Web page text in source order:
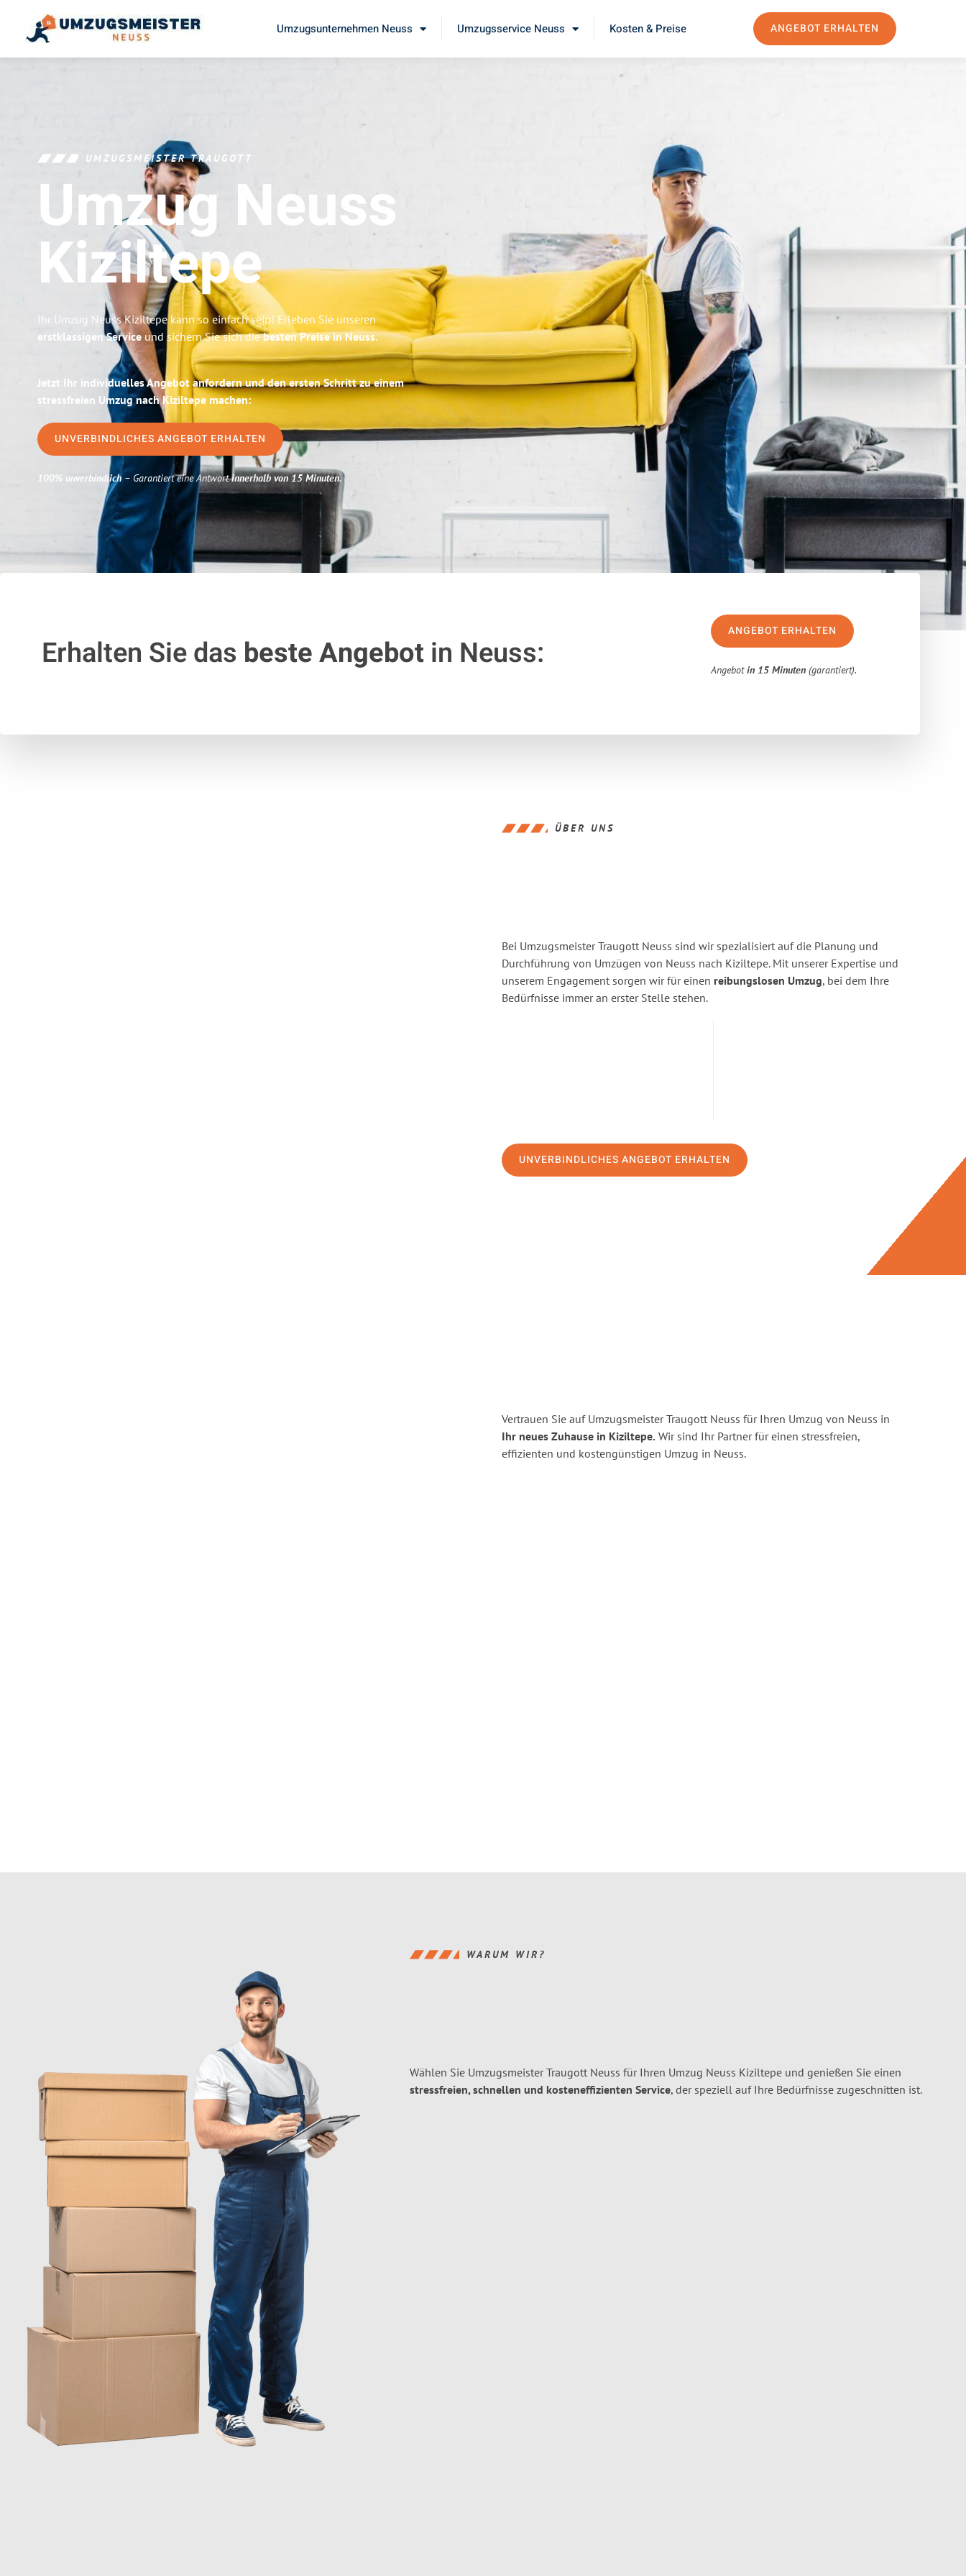
Umzugsunternehmen Neuss Umzugsservice Neuss Kosten & Preise ANGEBOT ERHALTEN
UMZUGSMEISTER TRAUGOTT
Umzug Neuss
Kiziltepe
Ihr Umzug Neuss Kiziltepe kann so einfach sein! Erleben Sie unseren
erstklassigen Service und sichern Sie sich diebesten Preise in Neuss.
Jetzt Ihr individuelles Angebot anfordern und den ersten Schritt zu einem
stressfreien Umzug nach Kiziltepe machen:
UNVERBINDLICHES ANGEBOT ERHALTEN
100% unverbindlich– Garantiert eine Antwortinnerhalb von 15 Minuten.
Erhalten Sie das beste Angebotin Neuss:
ANGEBOT ERHALTEN
Angebotin 15 Minuten (garantiert).
ÜBER UNS
Bei Umzugsmeister Traugott Neuss sind wir spezialisiert auf die Planung und
Durchführung von Umzügen von Neuss nach Kiziltepe. Mit unserer Expertise und
unserem Engagement sorgen wir für einen reibungslosen Umzug, bei dem Ihre
Bedürfnisse immer an erster Stelle stehen.
UNVERBINDLICHES ANGEBOT ERHALTEN
Vertrauen Sie auf Umzugsmeister Traugott Neuss für Ihren Umzug von Neuss in
Ihr neues Zuhause in Kiziltepe. Wir sind Ihr Partner für einen stressfreien,
effizienten und kostengünstigen Umzug in Neuss.
WARUM WIR?
Wählen Sie Umzugsmeister Traugott Neuss für Ihren Umzug Neuss Kiziltepe und genießen Sie einen
stressfreien, schnellen und kosteneffizienten Service, der speziell auf Ihre Bedürfnisse zugeschnitten ist.